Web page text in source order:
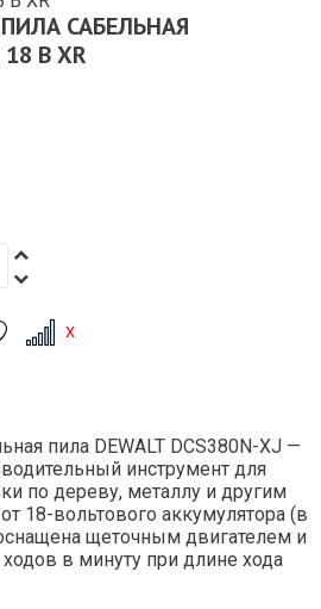
ПИЛА САБЕЛЬНАЯ
В XR
пила DEWALT DCS380N-XJ —
инструмент для
по дереву, металлу и другим
18-вольтового аккумулятора (в
щеточным двигателем и
в минуту при длине хода